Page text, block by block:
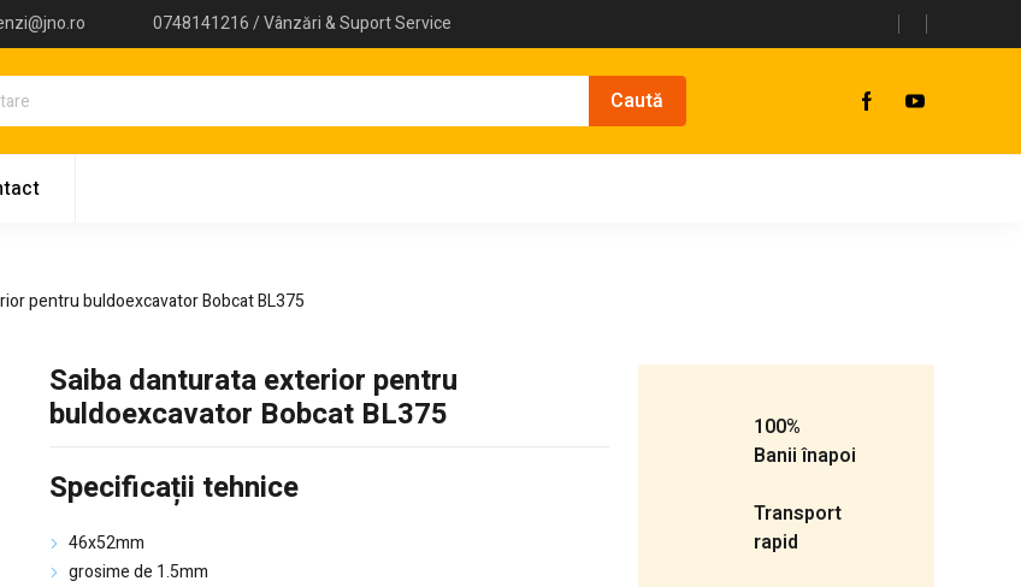
0748141216 / Vânzări & Suport Service
pentru buldoexcavator Bobcat BL375
Saiba danturata exterior pentru
buldoexcavator Bobcat BL375
Specificații tehnice
46x52mm
grosime de 1.5mm
100%
Banii înapoi
Transport
rapid